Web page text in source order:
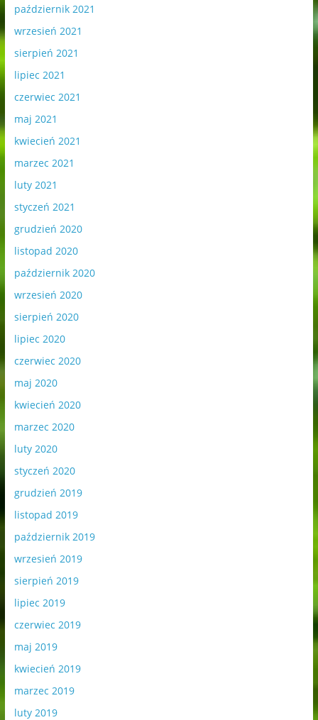
październik 2021
wrzesień 2021
sierpień 2021
lipiec 2021
czerwiec 2021
maj 2021
kwiecień 2021
marzec 2021
luty 2021
styczeń 2021
grudzień 2020
listopad 2020
październik 2020
wrzesień 2020
sierpień 2020
lipiec 2020
czerwiec 2020
maj 2020
kwiecień 2020
marzec 2020
luty 2020
styczeń 2020
grudzień 2019
listopad 2019
październik 2019
wrzesień 2019
sierpień 2019
lipiec 2019
czerwiec 2019
maj 2019
kwiecień 2019
marzec 2019
luty 2019